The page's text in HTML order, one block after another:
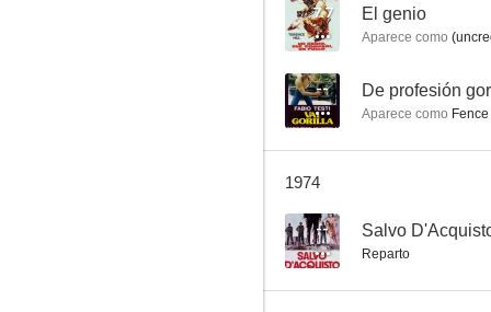
Los cuatro de Fort Apache
5.8
7.7 El genio
Aparece como
-- De profesión
Aparece como
1974
-- Salvo
Reparto